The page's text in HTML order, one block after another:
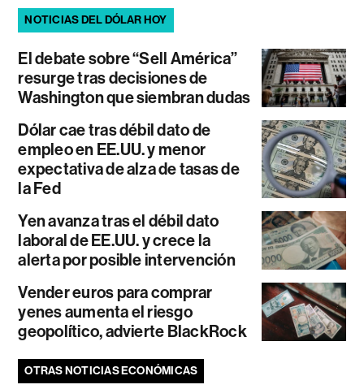
NOTICIAS DEL DÓLAR HOY
El debate sobre “Sell América”
resurge tras decisiones de
Washington que siembran dudas
Dólar cae tras débil dato de
empleo en EE.UU. y menor
expectativa de alza de tasas de
la Fed
Yen avanza tras el débil dato
laboral de EE.UU. y crece la
alerta por posible intervención
Vender euros para comprar
yenes aumenta el riesgo
geopolítico, advierte BlackRock
OTRAS NOTICIAS ECONÓMICAS